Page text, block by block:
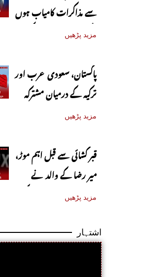
سے مذاکرات کامیاب ہوں
گے، آبنائے ہرمز جلد کھل
مزید پڑھیں
پاکستان، سعودی عرب اور
ترکیہ کے درمیان مشترکہ
دفاعی معاہدہ آج متوقع
مزید پڑھیں
قبر کشائی سے قبل اہم موڑ،
میر رضا کے والد نے
اجازت دینے سے انکار کر دیا
مزید پڑھیں
اشتہار